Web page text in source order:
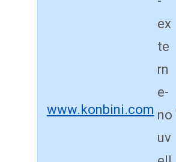
www.konbini.com